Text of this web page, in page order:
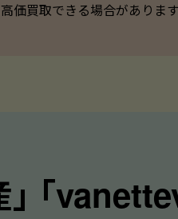
買取できる場合がありま
｣ ｢